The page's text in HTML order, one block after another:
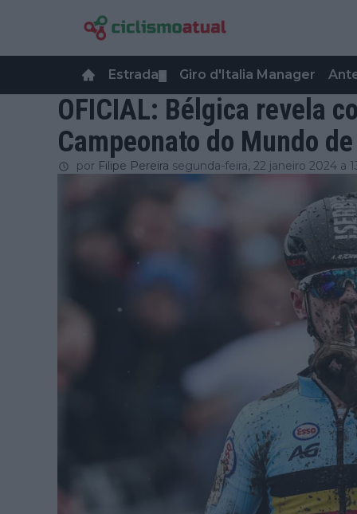
Estrada Giro d'Italia Manager
OFICIAL: Bélgica revela
Campeonato do Mundo
por Filipe Pereira segunda-feira, 22 janeiro 2024 a